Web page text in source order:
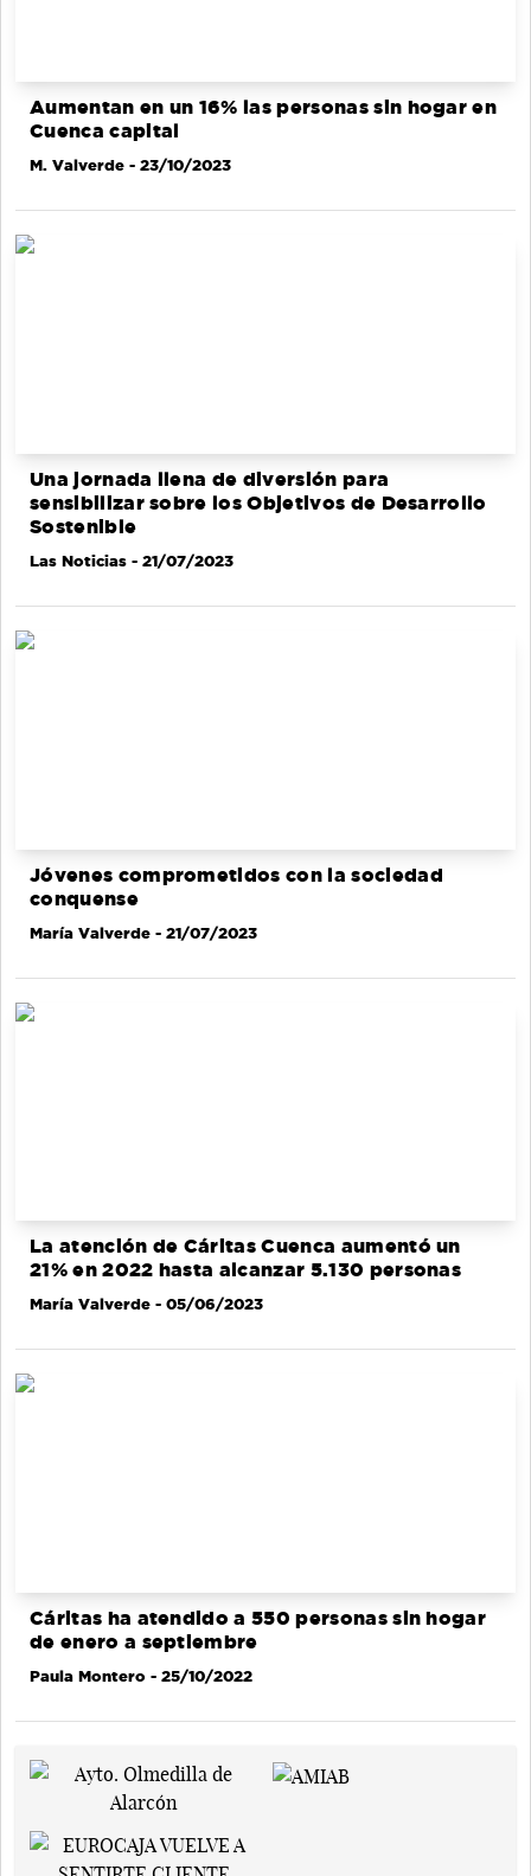
Aumentan en un 16% las personas sin hogar en
Cuenca capital
M. Valverde - 23/10/2023
Una jornada llena de diversión para
sensibilizar sobre los Objetivos de Desarrollo
Sostenible
Las Noticias - 21/07/2023
Jóvenes comprometidos con la sociedad
conquense
María Valverde - 21/07/2023
La atención de Cáritas Cuenca aumentó un
21% en 2022 hasta alcanzar 5.130 personas
María Valverde - 05/06/2023
Cáritas ha atendido a 550 personas sin hogar
de enero a septiembre
Paula Montero - 25/10/2022